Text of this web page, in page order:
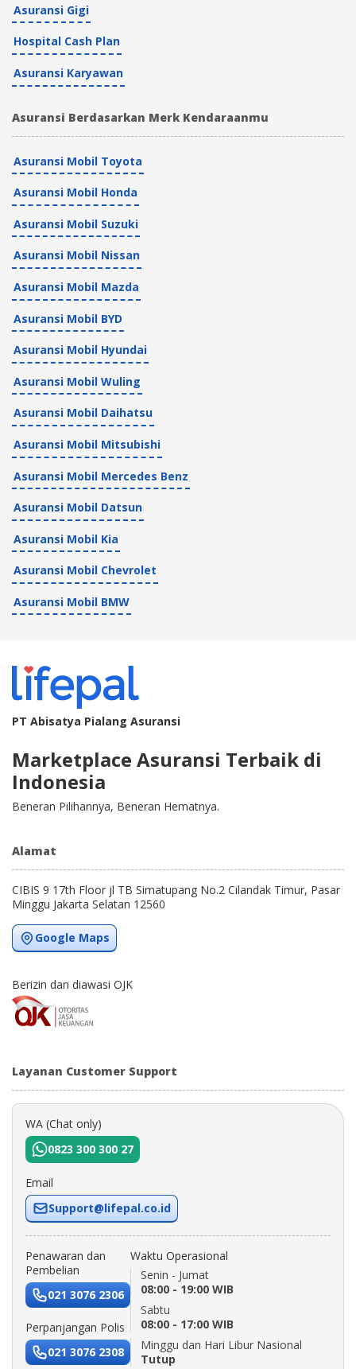
Asuransi Gigi
Hospital Cash Plan
Asuransi Karyawan
Asuransi Berdasarkan Merk Kendaraanmu
Asuransi Mobil Toyota
Asuransi Mobil Honda
Asuransi Mobil Suzuki
Asuransi Mobil Nissan
Asuransi Mobil Mazda
Asuransi Mobil BYD
Asuransi Mobil Hyundai
Asuransi Mobil Wuling
Asuransi Mobil Daihatsu
Asuransi Mobil Mitsubishi
Asuransi Mobil Mercedes Benz
Asuransi Mobil Datsun
Asuransi Mobil Kia
Asuransi Mobil Chevrolet
Asuransi Mobil BMW
PT Abisatya Pialang Asuransi
Marketplace Asuransi Terbaik di
Indonesia
Beneran Pilihannya, Beneran Hematnya.
Alamat
CIBIS 9 17th Floor jl TB Simatupang No.2 Cilandak Timur, Pasar
Minggu Jakarta Selatan 12560
Google Maps
Berizin dan diawasi OJK
Layanan Customer Support
WA (Chat only)
0823 300 300 27
Email
Support@lifepal.co.id
Penawaran dan
Pembelian
021 3076 2306
Perpanjangan Polis
021 3076 2308
Waktu Operasional
Senin - Jumat
08:00 - 19:00 WIB
Sabtu
08:00 - 17:00 WIB
Minggu dan Hari Libur Nasional
Tutup